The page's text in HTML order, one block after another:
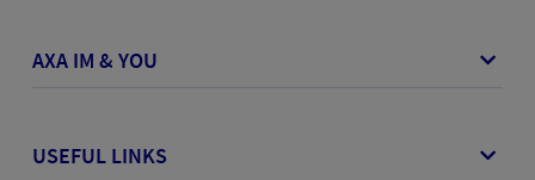
AXA IM & YOU
USEFUL LINKS